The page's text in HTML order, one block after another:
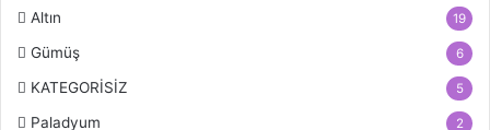
Altın 19
Gümüş 6
KATEGORİSİZ 5
Paladyum 2